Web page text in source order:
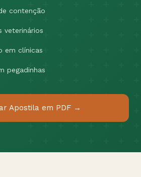
contenção
veterinários
em clínicas
pegadinhas
Apostila em PDF →